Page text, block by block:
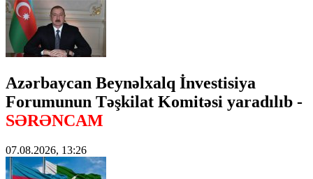
Azərbaycan Beynəlxalq İnvestisiya
Forumunun Təşkilat Komitəsi yaradılıb -
SƏRƏNCAM
07.08.2026, 13:26